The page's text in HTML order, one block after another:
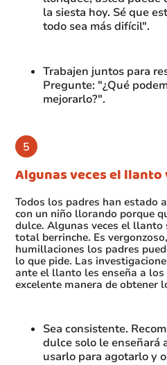
la siesta hoy. Sé que
todo sea más difícil".
Trabajen juntos para
Pregunte: "¿Qué
mejorarlo?".
Algunas veces el llanto
Todos los padres han estado
con un niño llorando porque
dulce. Algunas veces el llanto
total berrinche. Es
humillaciones los padres
lo que pide. Las
ante el llanto les enseña a los
excelente manera de obtener
Sea consistente.
dulce solo le enseñará
usarlo para agotarlo y